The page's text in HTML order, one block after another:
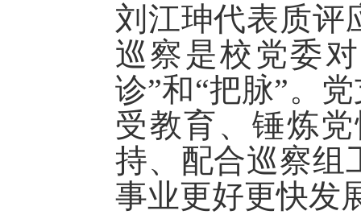
刘江珅代表质评
巡察是校党委
诊”和“把脉”。
受教育、锤炼
持、配合巡察组
事业更好更快发